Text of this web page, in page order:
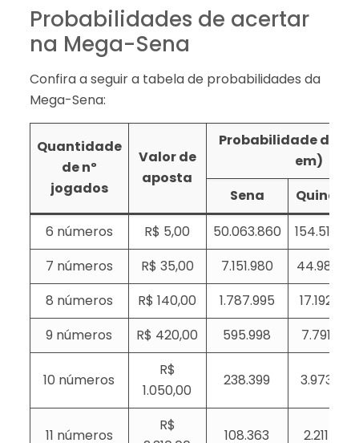
Probabilidades de acertar
na Mega-Sena
Confira a seguir a tabela de probabilidades da
Mega-Sena:
Quantidade
de nº
jogados
Valor de
aposta
Probabilidade de
em)
Sena
Quina
6 números
R$ 5,00 50.063.860
154.518
7 números
R$ 35,00 7.151.980
44.981
8 números
R$ 140,00 1.787.995
17.192
9 números
R$ 420,00 595.998 7.791
10 números
R$
1.050,00
238.399 3.973
11 números
R$
108.363 2.211